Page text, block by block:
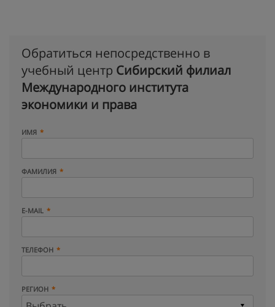
Обратиться непосредственно в
учебный центр Сибирский филиал
Международного института
экономики и права
ИМЯ
ФАМИЛИЯ
E-MAIL
ТЕЛЕФОН
РЕГИОН